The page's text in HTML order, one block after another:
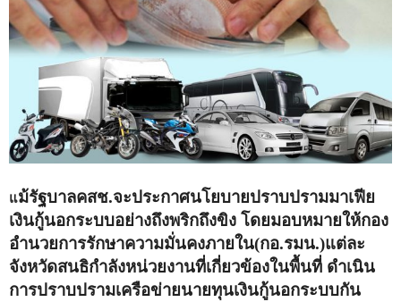
แม้รัฐบาลคสช.จะประกาศนโยบายปราบปรามมาเฟีย
เงินกู้นอกระบบอย่างถึงพริกถึงขิง โดยมอบหมายให้กอง
อำนวยการรักษาความมั่นคงภายใน(กอ.รมน.)แต่ละ
จังหวัดสนธิกำลังหน่วยงานที่เกี่ยวข้องในพื้นที่ ดำเนิน
การปราบปรามเครือข่ายนายทุนเงินกู้นอกระบบกัน